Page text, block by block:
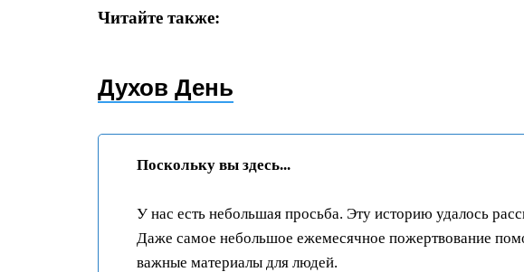
Читайте также:
Духов День
Поскольку вы здесь...
У нас есть небольшая просьба. Эту историю удалось
Даже самое небольшое ежемесячное пожертвование
важные материалы для людей.